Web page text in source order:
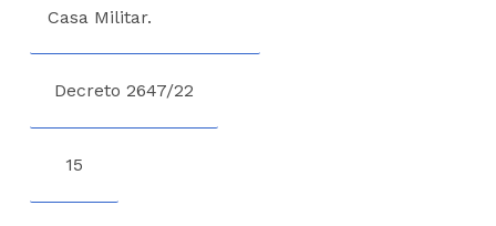
Casa Militar.
Decreto 2647/22
15